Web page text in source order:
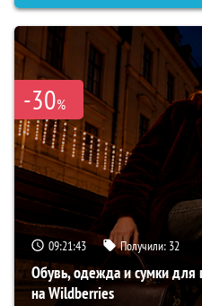
-30%
09:21:42 Получили: 32
Обувь, одежда и сумки для
на Wildberries